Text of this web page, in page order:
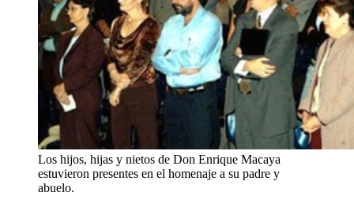
Los hijos, hijas y nietos de Don Enrique Macaya
estuvieron presentes en el homenaje a su padre y
abuelo.